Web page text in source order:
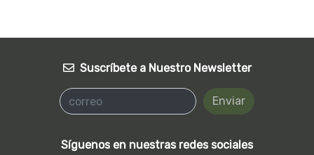
Suscríbete a Nuestro Newsletter
Enviar
Síguenos en nuestras redes sociales